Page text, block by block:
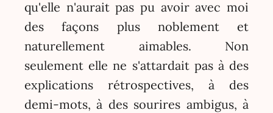
qu'elle n'aurait pas pu avoir avec moi
des façons plus noblement et
naturellement aimables. Non
seulement elle ne s'attardait pas à des
explications rétrospectives, à des
demi-mots, à des sourires ambigus, à